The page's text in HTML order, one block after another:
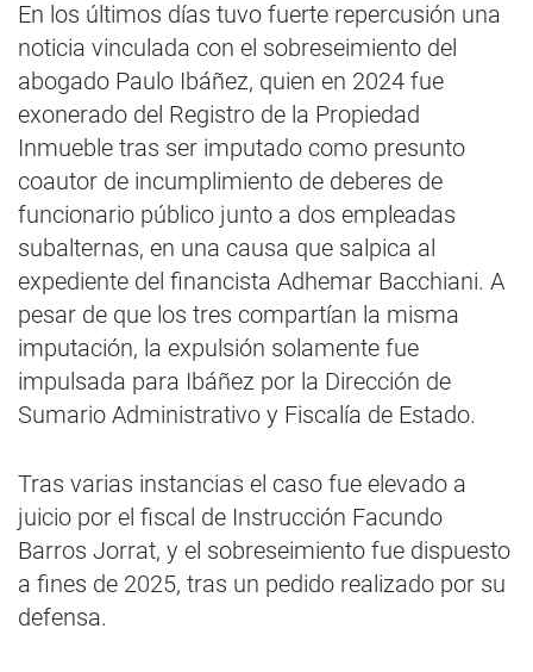
En los últimos días tuvo fuerte repercusión una
noticia vinculada con el sobreseimiento del
abogado Paulo Ibáñez, quien en 2024 fue
exonerado del Registro de la Propiedad
Inmueble tras ser imputado como presunto
coautor de incumplimiento de deberes de
funcionario público junto a dos empleadas
subalternas, en una causa que salpica al
expediente del financista Adhemar Bacchiani. A
pesar de que los tres compartían la misma
imputación, la expulsión solamente fue
impulsada para Ibáñez por la Dirección de
Sumario Administrativo y Fiscalía de Estado.
Tras varias instancias el caso fue elevado a
juicio por el fiscal de Instrucción Facundo
Barros Jorrat, y el sobreseimiento fue dispuesto
a fines de 2025, tras un pedido realizado por su
defensa.